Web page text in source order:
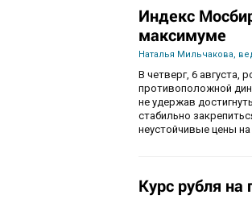
Индекс
максимуме
Наталья Мильчакова,
В четверг, 6
противоположной
не удержав
стабильно
неустойчивые цены
Курс рубля на